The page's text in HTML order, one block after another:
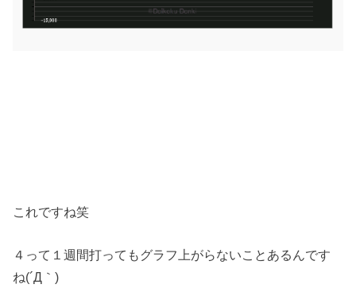
これですね笑
４って１週間打ってもグラフ上がらないことあるんです
ね(´Д｀)